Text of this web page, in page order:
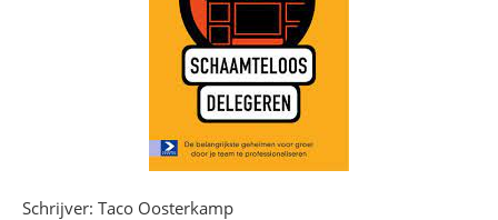
Schrijver: Taco Oosterkamp